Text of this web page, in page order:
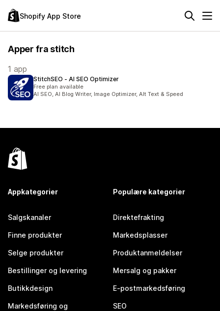
Shopify App Store
Apper fra stitch
1 app
StitchSEO ‑ AI SEO Optimizer
Free plan available
AI SEO, AI Blog Writer, Image Optimizer, Alt Text & Speed
Appkategorier
Salgskanaler
Finne produkter
Selge produkter
Bestillinger og levering
Butikkdesign
Markedsføring og
Populære kategorier
Direktefrakting
Markedsplasser
Produktanmeldelser
Mersalg og pakker
E-postmarkedsføring
SEO